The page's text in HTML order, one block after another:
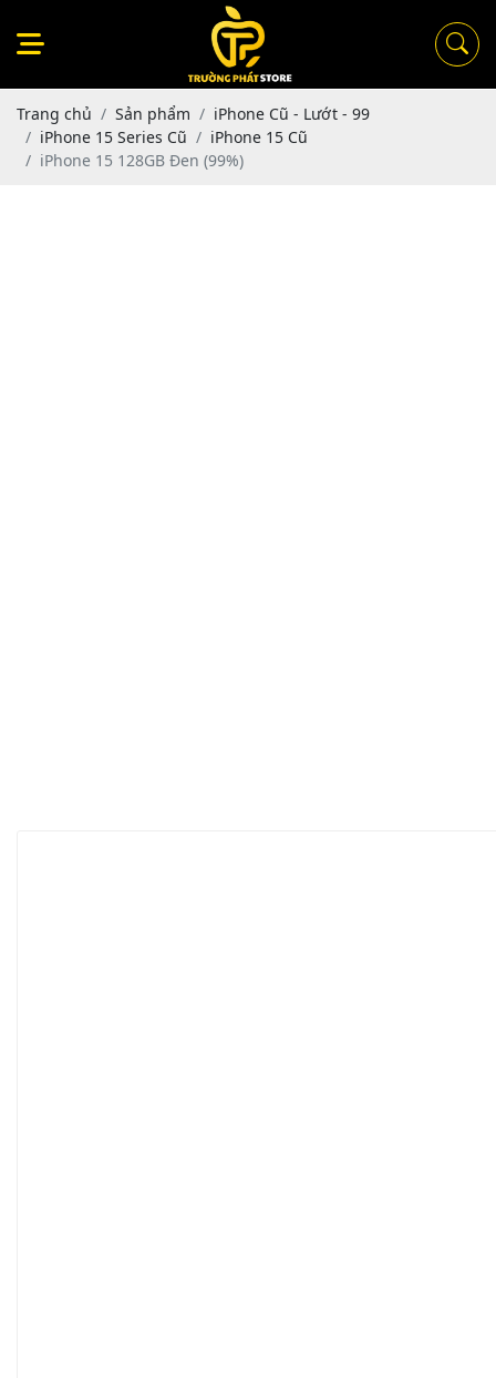
Trang chủ Sản phẩm
iPhone Cũ - Lướt - 99
iPhone 15 Series Cũ
iPhone 15 Cũ
iPhone 15 128GB Đen (99%)